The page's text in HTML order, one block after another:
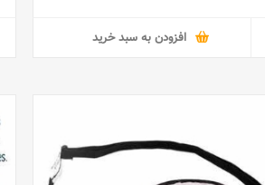
افزودن به سبد خرید